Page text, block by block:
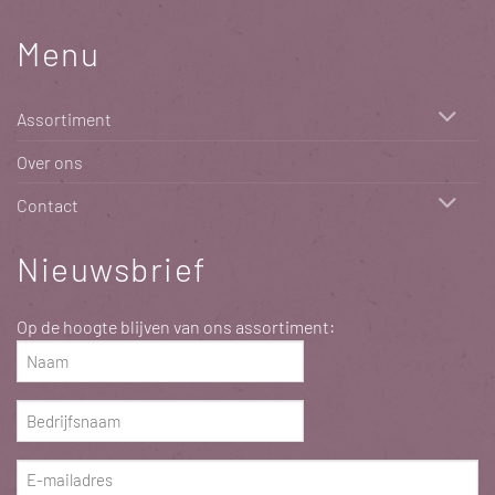
Menu
Assortiment
Over ons
Contact
Nieuwsbrief
Op de hoogte blijven van ons assortiment:
Naam
(Vereist)
Bedrijfsnaam
(Vereist)
E-